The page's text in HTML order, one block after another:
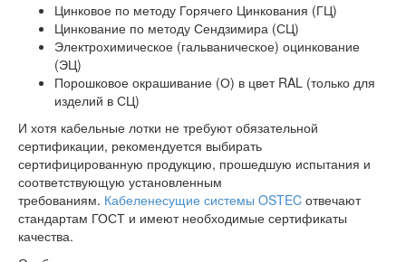
Цинковое по методу Горячего Цинкования (ГЦ)
Цинкование по методу Сендзимира (СЦ)
Электрохимическое (гальваническое) оцинкование
(ЭЦ)
Порошковое окрашивание (О) в цвет RAL (только для
изделий в СЦ)
И хотя кабельные лотки не требуют обязательной
сертификации, рекомендуется выбирать
сертифицированную продукцию, прошедшую испытания и
соответствующую установленным
требованиям. Кабеленесущие системы OSTEC отвечают
стандартам ГОСТ и имеют необходимые сертификаты
качества.